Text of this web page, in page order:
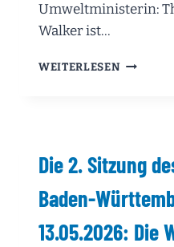
Umweltministerin:
Walker ist…
WEITERLESEN DIE
VON
BADEN-
Die 2. Sitzung
Baden-
13.05.2026: Die